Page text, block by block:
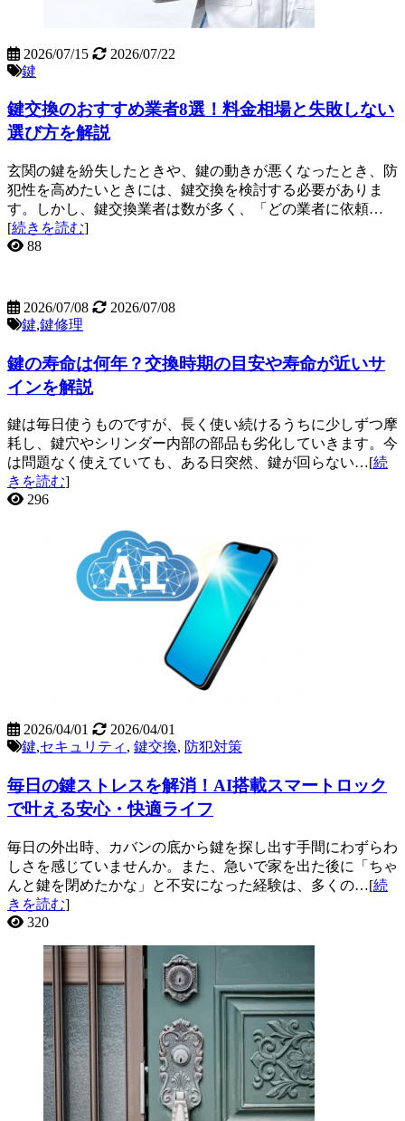
2026/07/15
2026/07/22
鍵
鍵交換のおすすめ業者8選！料金相場と失敗しない
選び方を解説
玄関の鍵を紛失したときや、鍵の動きが悪くなったとき、防
犯性を高めたいときには、鍵交換を検討する必要がありま
す。しかし、鍵交換業者は数が多く、「どの業者に依頼…
[続きを読む]
88
2026/07/08
2026/07/08
鍵,鍵修理
鍵の寿命は何年？交換時期の目安や寿命が近いサ
インを解説
鍵は毎日使うものですが、長く使い続けるうちに少しずつ摩
耗し、鍵穴やシリンダー内部の部品も劣化していきます。今
は問題なく使えていても、ある日突然、鍵が回らない…[続
きを読む]
296
2026/04/01
2026/04/01
鍵,セキュリティ , 鍵交換, 防犯対策
毎日の鍵ストレスを解消！AI搭載スマートロック
で叶える安心・快適ライフ
毎日の外出時、カバンの底から鍵を探し出す手間にわずらわ
しさを感じていませんか。また、急いで家を出た後に「ちゃ
んと鍵を閉めたかな」と不安になった経験は、多くの…[続
きを読む]
320